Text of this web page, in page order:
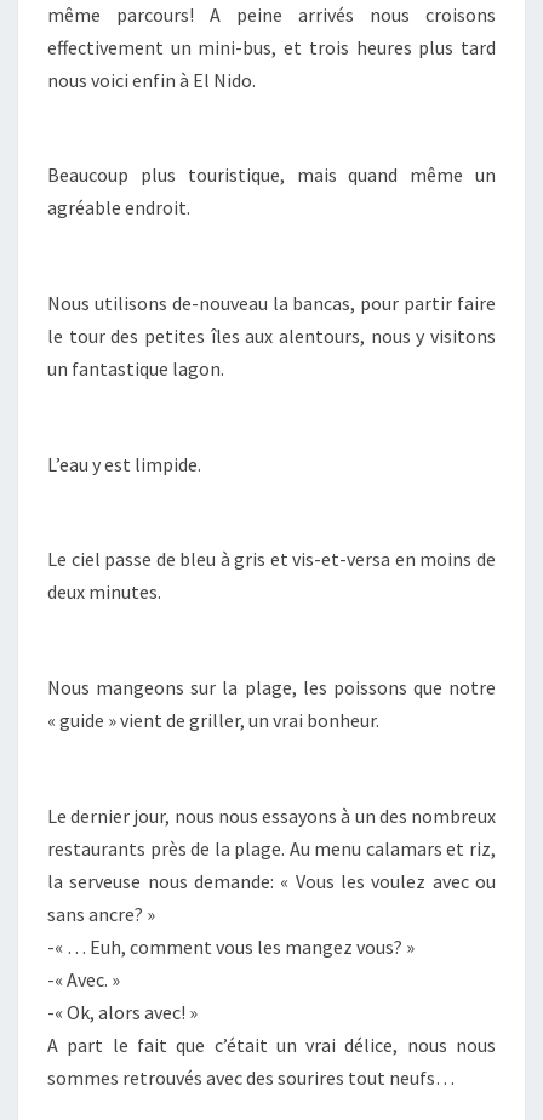
même parcours! A peine arrivés nous croisons
effectivement un mini-bus, et trois heures plus tard
nous voici enfin à El Nido.
Beaucoup plus touristique, mais quand même un
agréable endroit.
Nous utilisons de-nouveau la bancas, pour partir faire
le tour des petites îles aux alentours, nous y visitons
un fantastique lagon.
L’eau y est limpide.
Le ciel passe de bleu à gris et vis-et-versa en moins de
deux minutes.
Nous mangeons sur la plage, les poissons que notre
« guide » vient de griller, un vrai bonheur.
Le dernier jour, nous nous essayons à un des nombreux
restaurants près de la plage. Au menu calamars et riz,
la serveuse nous demande: « Vous les voulez avec ou
sans ancre? »
-« … Euh, comment vous les mangez vous? »
-« Avec. »
-« Ok, alors avec! »
A part le fait que c’était un vrai délice, nous nous
sommes retrouvés avec des sourires tout neufs…